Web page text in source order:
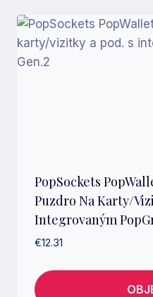
PopSockets
Puzdro Na Karty/
Integrovaným
€12.31